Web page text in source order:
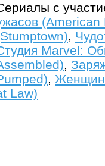
с
(American
,
Marvel:
,
,
Law)